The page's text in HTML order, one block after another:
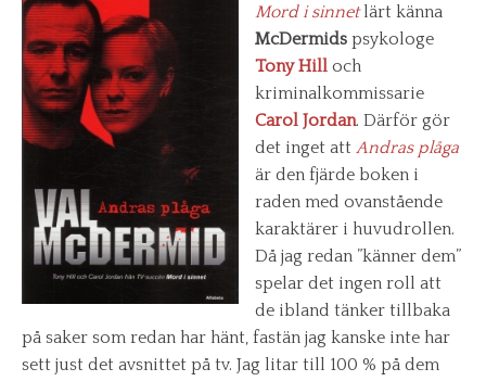
Mord i sinnet lärt känna
McDermids psykologe
Tony Hill och
kriminalkommissarie
Carol Jordan. Därför gör
det inget att Andras plåga
är den fjärde boken i
raden med ovanstående
karaktärer i huvudrollen.
Då jag redan ”känner dem”
spelar det ingen roll att
de ibland tänker tillbaka
på saker som redan har hänt, fastän jag kanske inte har
sett just det avsnittet på tv. Jag litar till 100 % på dem